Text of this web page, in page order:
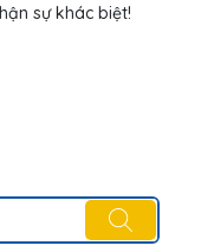
sự khác biệt!